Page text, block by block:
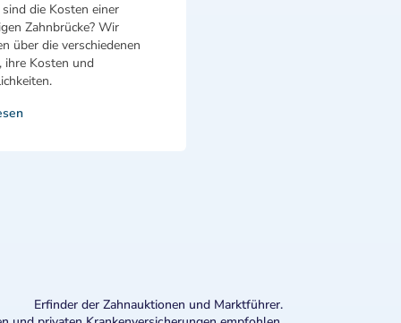
die Kosten einer
Zahnbrücke? Wir
über die verschiedenen
ihre Kosten und
Erfinder der Zahnauktionen und Marktführer.